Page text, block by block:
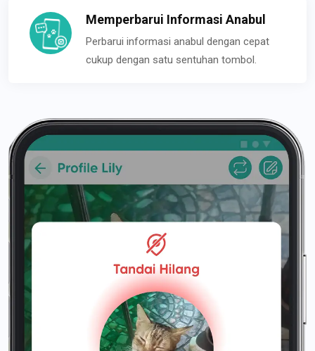
Memperbarui Informasi Anabul
Perbarui informasi anabul dengan cepat
cukup dengan satu sentuhan tombol.